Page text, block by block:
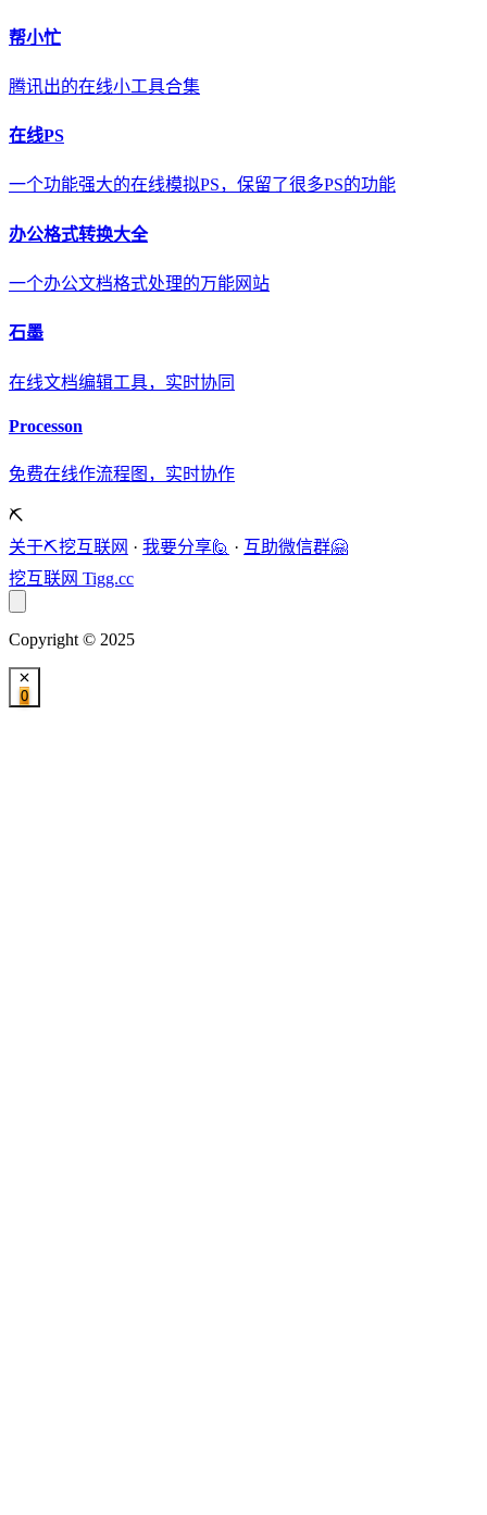
帮小忙
腾讯出的在线小工具合集
在线PS
一个功能强大的在线模拟PS，保留了很多PS的功能
办公格式转换大全
一个办公文档格式处理的万能网站
石墨
在线文档编辑工具，实时协同
Processon
免费在线作流程图，实时协作
⛏️
关于⛏️挖互联网 · 我要分享🙋 · 互助微信群🤗
挖互联网 Tigg.cc
Copyright © 2025
0